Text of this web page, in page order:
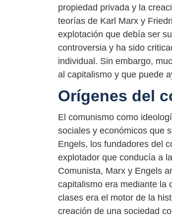
propiedad privada y la
teorías de Karl Marx y
explotación que debía ser
controversia y ha sido
individual. Sin embargo,
al capitalismo y que puede
Orígenes del
El comunismo como
sociales y económicos que
Engels, los fundadores del
explotador que conducía a
Comunista, Marx y Engels
capitalismo era mediante la
clases era el motor de la
creación de una sociedad